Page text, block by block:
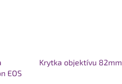
EOS
Krytka objektívu 82mm